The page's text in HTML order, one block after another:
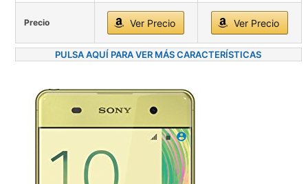
Precio Ver Precio Ver Precio
PULSA AQUÍ PARA VER MÁS CARACTERÍSTICAS